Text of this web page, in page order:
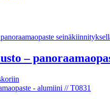
–